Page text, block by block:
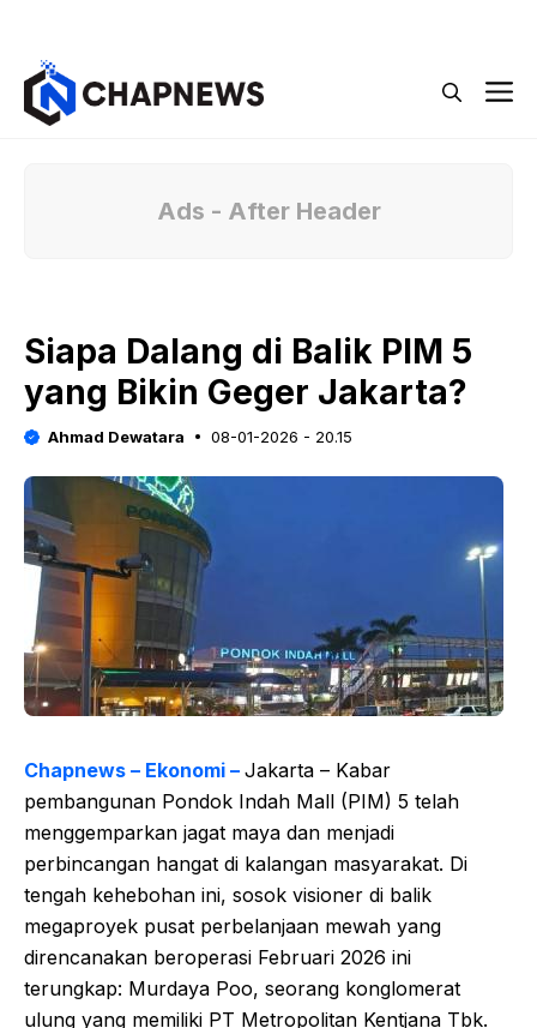
Ads - After Header
Siapa Dalang di Balik PIM 5
yang Bikin Geger Jakarta?
Ahmad Dewatara 08-01-2026 - 20.15
Chapnews – Ekonomi – Jakarta – Kabar
pembangunan Pondok Indah Mall (PIM) 5 telah
menggemparkan jagat maya dan menjadi
perbincangan hangat di kalangan masyarakat. Di
tengah kehebohan ini, sosok visioner di balik
megaproyek pusat perbelanjaan mewah yang
direncanakan beroperasi Februari 2026 ini
terungkap: Murdaya Poo, seorang konglomerat
ulung yang memiliki PT Metropolitan Kentjana Tbk.